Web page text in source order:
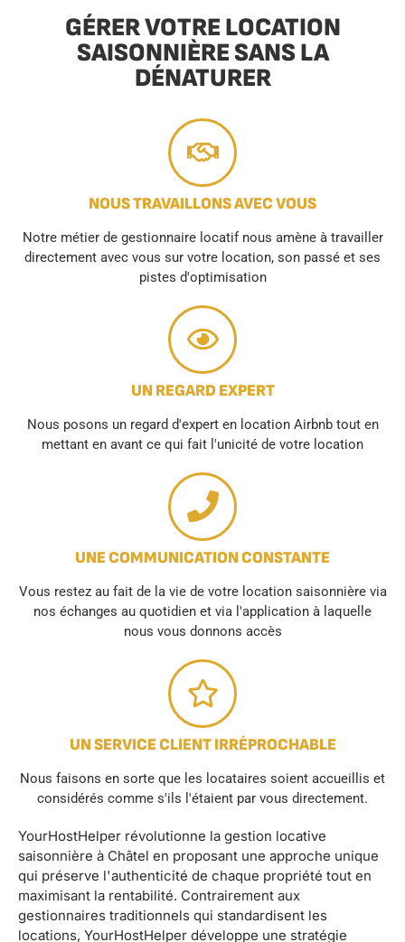
GÉRER VOTRE LOCATION
SAISONNIÈRE SANS LA
DÉNATURER
NOUS TRAVAILLONS AVEC VOUS
Notre métier de gestionnaire locatif nous amène à travailler
directement avec vous sur votre location, son passé et ses
pistes d'optimisation
UN REGARD EXPERT
Nous posons un regard d'expert en location Airbnb tout en
mettant en avant ce qui fait l'unicité de votre location
UNE COMMUNICATION CONSTANTE
Vous restez au fait de la vie de votre location saisonnière via
nos échanges au quotidien et via l'application à laquelle
nous vous donnons accès
UN SERVICE CLIENT IRRÉPROCHABLE
Nous faisons en sorte que les locataires soient accueillis et
considérés comme s'ils l'étaient par vous directement.
YourHostHelper révolutionne la gestion locative
saisonnière à Châtel en proposant une approche unique
qui préserve l'authenticité de chaque propriété tout en
maximisant la rentabilité. Contrairement aux
gestionnaires traditionnels qui standardisent les
locations, YourHostHelper développe une stratégie